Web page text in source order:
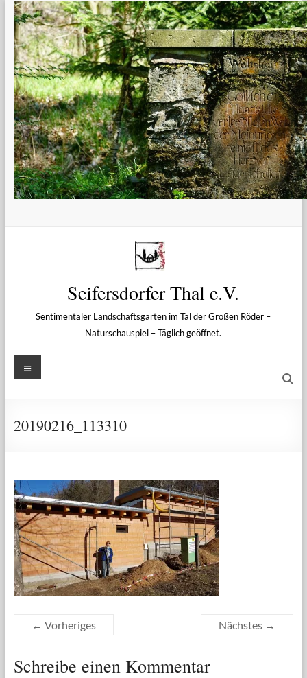
Zum
Inhalt
springen
Seifersdorfer Thal e.V.
Sentimentaler Landschaftsgarten im Tal der Großen Röder –
Naturschauspiel – Täglich geöffnet.
Menü
20190216_113310
← Vorheriges Nächstes →
Schreibe einen Kommentar